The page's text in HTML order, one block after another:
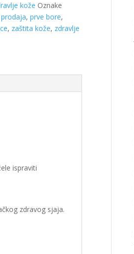
kože Oznake
prodaja,prve bore,
, zaštita kože, zdravlje
ispraviti
zdravog sjaja.